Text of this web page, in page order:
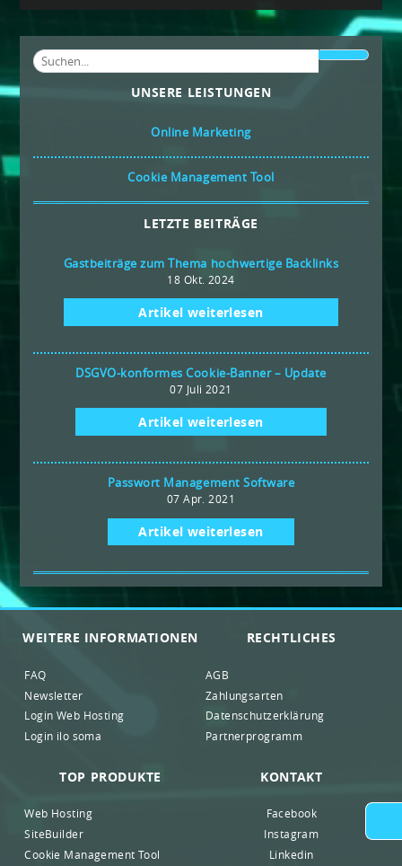
UNSERE LEISTUNGEN
Online Marketing
Cookie Management Tool
LETZTE BEITRÄGE
Gastbeiträge zum Thema hochwertige Backlinks
18 Okt. 2024
Artikel weiterlesen
DSGVO-konformes Cookie-Banner – Update
07 Juli 2021
Artikel weiterlesen
Passwort Management Software
07 Apr. 2021
Artikel weiterlesen
WEITERE INFORMATIONEN
FAQ
Newsletter
Login Web Hosting
Login ilo soma
RECHTLICHES
AGB
Zahlungsarten
Datenschutzerklärung
Partnerprogramm
TOP PRODUKTE
Web Hosting
SiteBuilder
Cookie Management Tool
KONTAKT
Facebook
Instagram
Linkedin